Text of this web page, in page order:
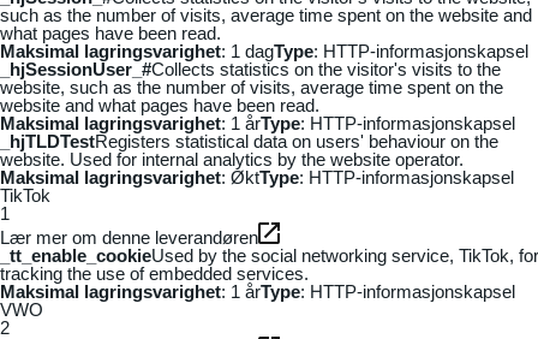
such as the number of visits, average time spent on the website and
what pages have been read.
Maksimal lagringsvarighet: 1 dagType: HTTP-informasjonskapsel
_hjSessionUser_#Collects statistics on the visitor's visits to the
website, such as the number of visits, average time spent on the
website and what pages have been read.
Maksimal lagringsvarighet: 1 årType: HTTP-informasjonskapsel
_hjTLDTestRegisters statistical data on users' behaviour on the
website. Used for internal analytics by the website operator.
Maksimal lagringsvarighet: ØktType: HTTP-informasjonskapsel
TikTok
1
Lær mer om denne leverandøren
_tt_enable_cookieUsed by the social networking service, TikTok, for
tracking the use of embedded services.
Maksimal lagringsvarighet: 1 årType: HTTP-informasjonskapsel
VWO
2